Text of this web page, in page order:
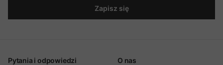
Zapisz się
Pytania i odpowiedzi O nas